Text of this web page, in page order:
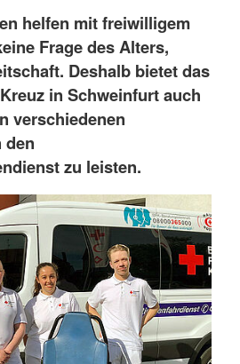
helfen mit freiwilligem
Frage des Alters,
Deshalb bietet das
in Schweinfurt auch
verschiedenen
den
zu leisten.